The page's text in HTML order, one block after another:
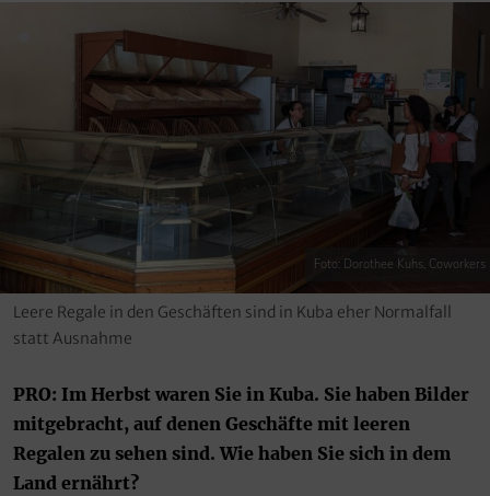
Foto: Dorothee Kuhs, Coworkers
Leere Regale in den Geschäften sind in Kuba eher Normalfall
statt Ausnahme
PRO: Im Herbst waren Sie in Kuba. Sie haben Bilder
mitgebracht, auf denen Geschäfte mit leeren
Regalen zu sehen sind. Wie haben Sie sich in dem
Land ernährt?